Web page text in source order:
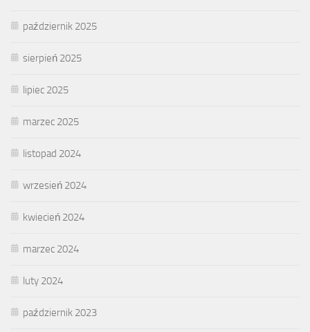
październik 2025
sierpień 2025
lipiec 2025
marzec 2025
listopad 2024
wrzesień 2024
kwiecień 2024
marzec 2024
luty 2024
październik 2023